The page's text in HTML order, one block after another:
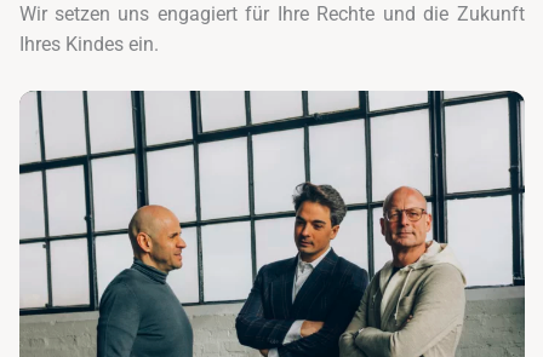
Wir setzen uns engagiert für Ihre Rechte und die Zukunft
Ihres Kindes ein.